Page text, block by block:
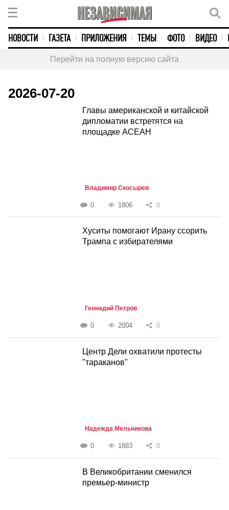
НОВОСТИ ГАЗЕТА ПРИЛОЖЕНИЯ ТЕМЫ ФОТО ВИДЕО
Перейти на полную версию сайта
2026-07-20
Главы американской и китайской
дипломатии встретятся на
площадке АСЕАН
Владимир Скосырев
0 1806 0
Хуситы помогают Ирану ссорить
Трампа с избирателями
Геннадий Петров
0 2004 0
Центр Дели охватили протесты
"тараканов"
Надежда Мельникова
0 1883 0
В Великобритании сменился
премьер-министр